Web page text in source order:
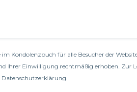
Kondolenzbuch für alle Besucher der
Ihrer Einwilligung rechtmäßig erhoben. Zur
Datenschutzerklärung